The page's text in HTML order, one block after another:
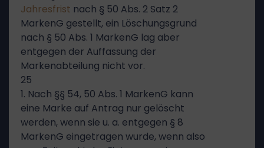
Jahresfrist nach § 50 Abs. 2 Satz 2
MarkenG gestellt, ein Löschungsgrund
nach § 50 Abs. 1 MarkenG lag aber
entgegen der Auffassung der
Markenabteilung nicht vor.
25
1. Nach §§ 54, 50 Abs. 1 MarkenG kann
eine Marke auf Antrag nur gelöscht
werden, wenn sie u. a. entgegen § 8
MarkenG eingetragen wurde, wenn also